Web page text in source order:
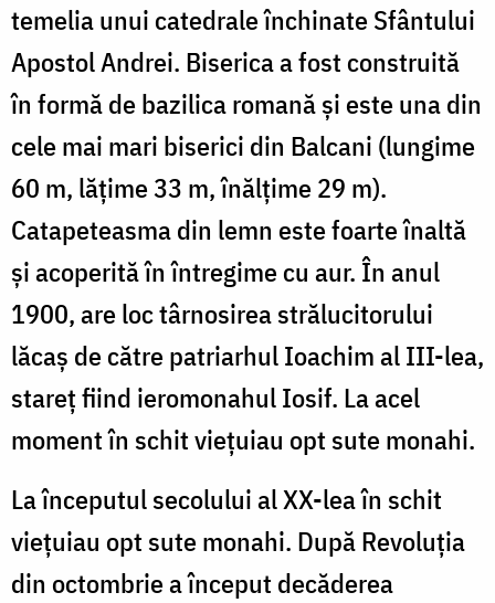
temelia unui catedrale închinate Sfântului
Apostol Andrei. Biserica a fost construită
în formă de bazilica romană şi este una din
cele mai mari biserici din Balcani (lungime
60 m, lăţime 33 m, înălţime 29 m).
Catapeteasma din lemn este foarte înaltă
şi acoperită în întregime cu aur. În anul
1900, are loc târnosirea strălucitorului
lăcaş de către patriarhul Ioachim al III-lea,
stareţ fiind ieromonahul Iosif. La acel
moment în schit vieţuiau opt sute monahi.
La începutul secolului al XX-lea în schit
vieţuiau opt sute monahi. După Revoluţia
din octombrie a început decăderea